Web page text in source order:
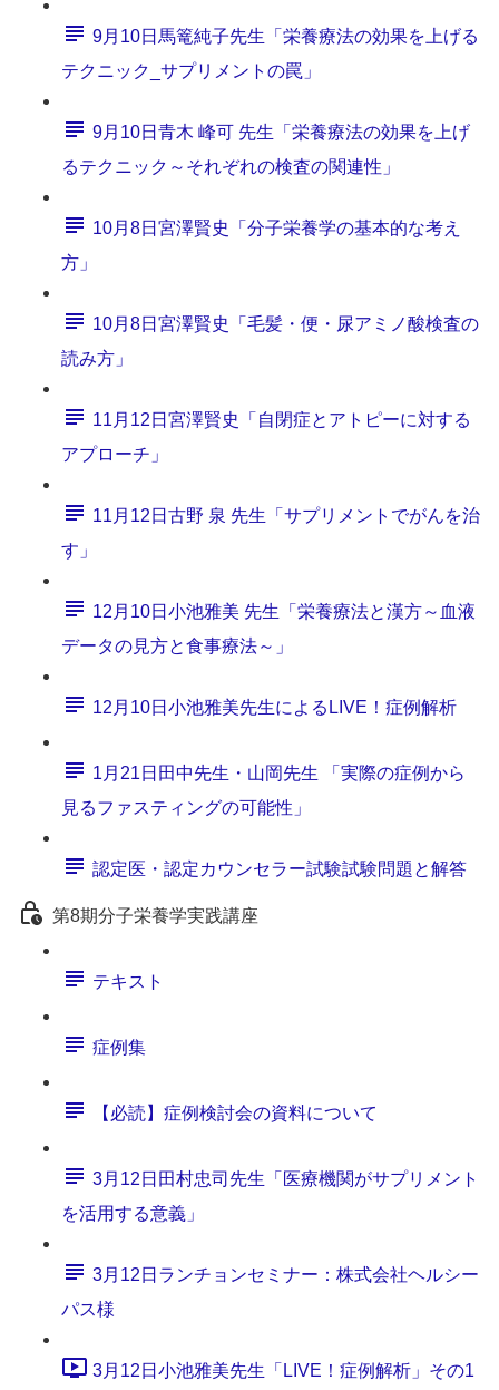
9月10日馬篭純子先生「栄養療法の効果を上げる
テクニック_サプリメントの罠」
9月10日青木 峰可 先生「栄養療法の効果を上げ
るテクニック～それぞれの検査の関連性」
10月8日宮澤賢史「分子栄養学の基本的な考え
方」
10月8日宮澤賢史「毛髪・便・尿アミノ酸検査の
読み方」
11月12日宮澤賢史「自閉症とアトピーに対する
アプローチ」
11月12日古野 泉 先生「サプリメントでがんを治
す」
12月10日小池雅美 先生「栄養療法と漢方～血液
データの見方と食事療法～」
12月10日小池雅美先生によるLIVE！症例解析
1月21日田中先生・山岡先生 「実際の症例から
見るファスティングの可能性」
認定医・認定カウンセラー試験試験問題と解答
第8期分子栄養学実践講座
テキスト
症例集
【必読】症例検討会の資料について
3月12日田村忠司先生「医療機関がサプリメント
を活用する意義」
3月12日ランチョンセミナー：株式会社ヘルシー
パス様
3月12日小池雅美先生「LIVE！症例解析」その1